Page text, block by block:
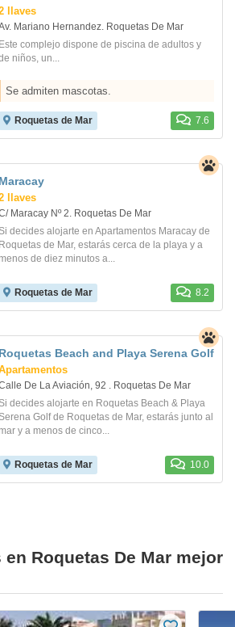
llaves
Mariano Hernandez. Roquetas De Mar
Este complejo dispone de piscina de adultos y
niños, un...
Se admiten mascotas.
Roquetas de Mar 7.6
Maracay
llaves
Maracay Nº 2. Roquetas De Mar
Si decides alojarte en Apartamentos Maracay de
Roquetas de Mar, estarás cerca de la playa y a
menos de diez minutos a...
Roquetas de Mar 8.2
Roquetas Beach and Playa Serena Golf
De La Aviación, 92 . Roquetas De Mar
Si decides alojarte en Roquetas Beach & Playa
Serena Golf de Roquetas de Mar, estarás junto al
mar y a menos de cinco...
Roquetas de Mar 10.0
Roquetas De Mar mejor